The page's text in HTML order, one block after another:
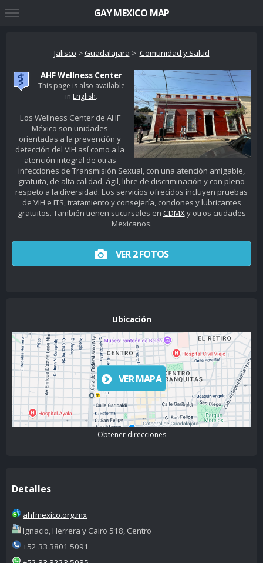
Jalisco >Guadalajara > Comunidad y Salud
AHF Wellness Center
This page is also available
in English.
Los Wellness Center de AHF
México son unidades
orientadas a la prevención y
detección del VIH así como a la
atención integral de otras
infecciones de Transmisión Sexual, con una atención amigable,
gratuita, de alta calidad, ágil, libre de discriminación y con pleno
respeto a la diversidad. Los servicios ofrecidos incluyen pruebas
de VIH e ITS, tratamiento y consejería, condones y lubricantes
gratuitos. También tienen sucursales en CDMXy otros ciudades
Mexicanos.
VER 2 FOTOS
Ubicación
VER MAPA
Obtener direcciones
Detalles
ahfmexico.org.mx
Ignacio, Herrera y Cairo 518, Centro
+52 33 3801 5091
GAY MEXICO MAP